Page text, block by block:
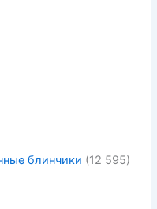
блинчики (12 595)